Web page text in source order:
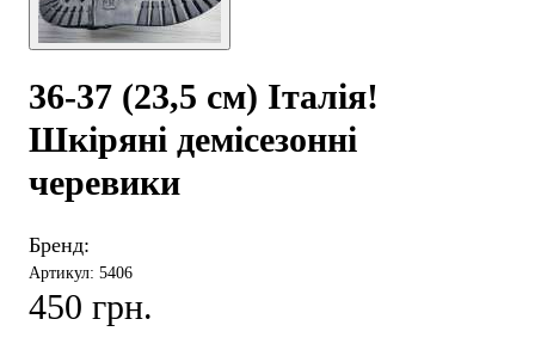
36-37 (23,5 см) Італія!
Шкіряні демісезонні
черевики
Бренд:
Артикул: 5406
450 грн.